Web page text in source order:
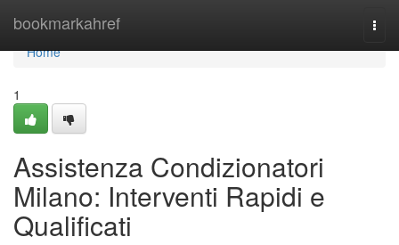
bookmarkahref
Home
Home
1
Assistenza Condizionatori
Milano: Interventi Rapidi e
Qualificati